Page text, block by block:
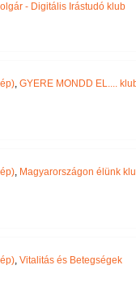
- Digitális Irástudó klub
, GYERE MONDD EL....
, Magyarországon élünk
, Vitalitás és Betegségek